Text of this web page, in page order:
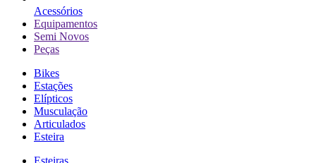
Acessórios
Equipamentos
Semi Novos
Peças
Bikes
Estações
Elípticos
Musculação
Articulados
Esteira
Esteiras